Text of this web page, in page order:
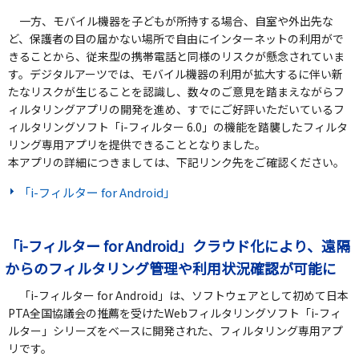
一方、モバイル機器を子どもが所持する場合、自室や外出先な
ど、保護者の目の届かない場所で自由にインターネットの利用がで
きることから、従来型の携帯電話と同様のリスクが懸念されていま
す。デジタルアーツでは、モバイル機器の利用が拡大するに伴い新
たなリスクが生じることを認識し、数々のご意見を踏まえながらフ
ィルタリングアプリの開発を進め、すでにご好評いただいているフ
ィルタリングソフト「i-フィルター 6.0」の機能を踏襲したフィルタ
リング専用アプリを提供できることとなりました。
本アプリの詳細につきましては、下記リンク先をご確認ください。
「i-フィルター for Android」
「i-フィルター for Android」クラウド化により、遠隔
からのフィルタリング管理や利用状況確認が可能に
「i-フィルター for Android」は、ソフトウェアとして初めて日本
PTA全国協議会の推薦を受けたWebフィルタリングソフト「i-フィ
ルター」シリーズをベースに開発された、フィルタリング専用アプ
リです。